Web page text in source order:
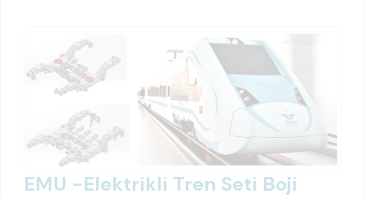
EMU -Elektrikli Tren Seti Boji